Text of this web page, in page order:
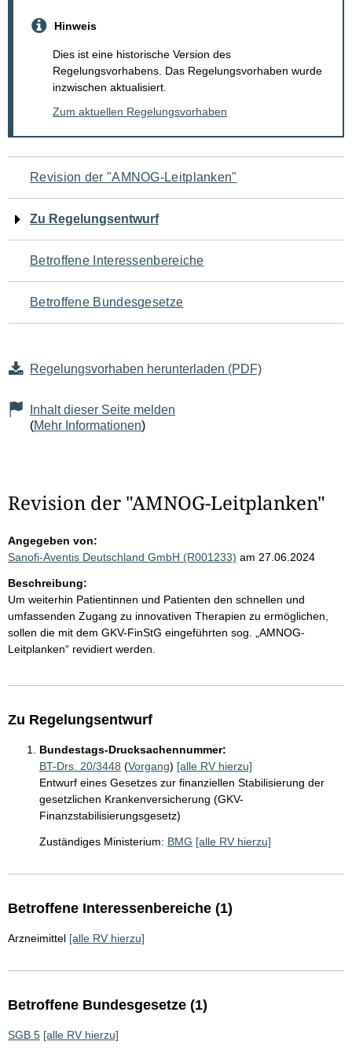
Hinweis
Dies ist eine historische Version des
Regelungsvorhabens. Das Regelungsvorhaben wurde
inzwischen aktualisiert.
Zum aktuellen Regelungsvorhaben
Navigation
für
den
Seiteninhalt
Revision der "AMNOG-Leitplanken"
Zu Regelungsentwurf
Betroffene Interessenbereiche
Betroffene Bundesgesetze
Regelungsvorhaben herunterladen (PDF)
Inhalt dieser Seite melden
(Mehr Informationen)
Revision der "AMNOG-Leitplanken"
Angegeben von:
Sanofi-Aventis Deutschland GmbH (R001233) am 27.06.2024
Beschreibung:
Um weiterhin Patientinnen und Patienten den schnellen und
umfassenden Zugang zu innovativen Therapien zu ermöglichen,
sollen die mit dem GKV-FinStG eingeführten sog. „AMNOG-
Leitplanken“ revidiert werden.
Zu Regelungsentwurf
Bundestags-Drucksachennummer:
BT-Drs. 20/3448 (Vorgang) [alle RV hierzu]
Entwurf eines Gesetzes zur finanziellen Stabilisierung der
gesetzlichen Krankenversicherung (GKV-
Finanzstabilisierungsgesetz)
Zuständiges Ministerium: BMG [alle RV hierzu]
Betroffene Interessenbereiche (1)
Arzneimittel [alle RV hierzu]
Betroffene Bundesgesetze (1)
SGB 5 [alle RV hierzu]